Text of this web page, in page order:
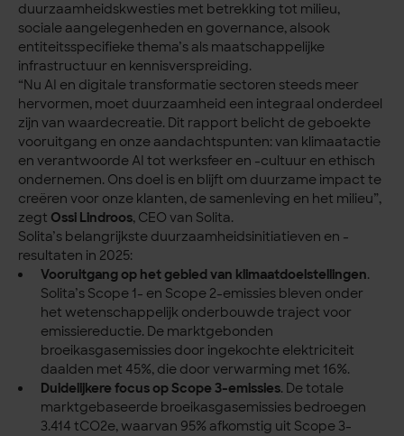
duurzaamheidskwesties met betrekking tot milieu,
sociale aangelegenheden en governance, alsook
entiteitsspecifieke thema’s als maatschappelijke
infrastructuur en kennisverspreiding.
“Nu AI en digitale transformatie sectoren steeds meer
hervormen, moet duurzaamheid een integraal onderdeel
zijn van waardecreatie. Dit rapport belicht de geboekte
vooruitgang en onze aandachtspunten: van klimaatactie
en verantwoorde AI tot werksfeer en -cultuur en ethisch
ondernemen. Ons doel is en blijft om duurzame impact te
creëren voor onze klanten, de samenleving en het milieu”,
zegt Ossi Lindroos, CEO van Solita.
Solita’s belangrijkste duurzaamheidsinitiatieven en -
resultaten in 2025:
Vooruitgang op het gebied van klimaatdoelstellingen.
Solita’s Scope 1- en Scope 2-emissies bleven onder
het wetenschappelijk onderbouwde traject voor
emissiereductie. De marktgebonden
broeikasgasemissies door ingekochte elektriciteit
daalden met 45%, die door verwarming met 16%.
Duidelijkere focus op Scope 3-emissies. De totale
marktgebaseerde broeikasgasemissies bedroegen
3.414 tCO2e, waarvan 95% afkomstig uit Scope 3-